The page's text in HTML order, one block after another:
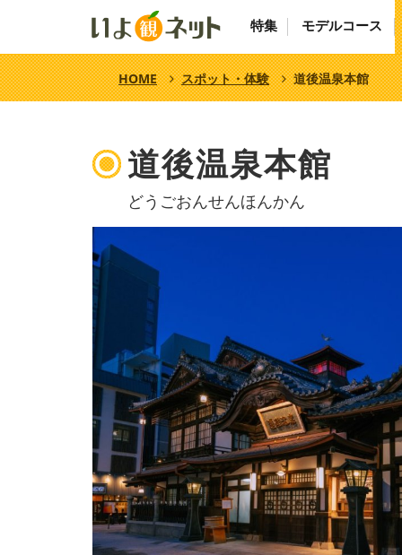
特集 モデルコース
HOME スポット・体験 道後温泉本館
道後温泉本館
どうごおんせんほんかん